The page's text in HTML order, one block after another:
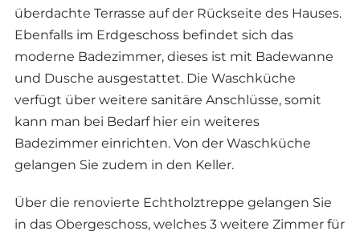
überdachte Terrasse auf der Rückseite des Hauses.
Ebenfalls im Erdgeschoss befindet sich das
moderne Badezimmer, dieses ist mit Badewanne
und Dusche ausgestattet. Die Waschküche
verfügt über weitere sanitäre Anschlüsse, somit
kann man bei Bedarf hier ein weiteres
Badezimmer einrichten. Von der Waschküche
gelangen Sie zudem in den Keller.
Über die renovierte Echtholztreppe gelangen Sie
in das Obergeschoss, welches 3 weitere Zimmer für